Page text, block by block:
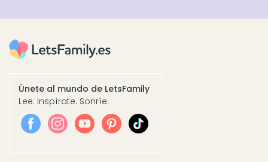
Únete al mundo de LetsFamily
Lee. Inspírate. Sonríe.